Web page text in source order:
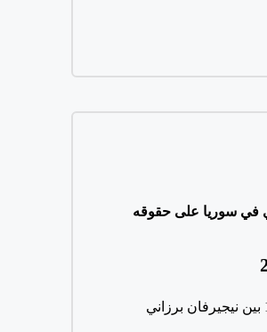
في سوريا على حقوقه
ضمن اللقاء الذي جرى مساء الاثنين 17.09.2012 بين نيجيرفان برزاني